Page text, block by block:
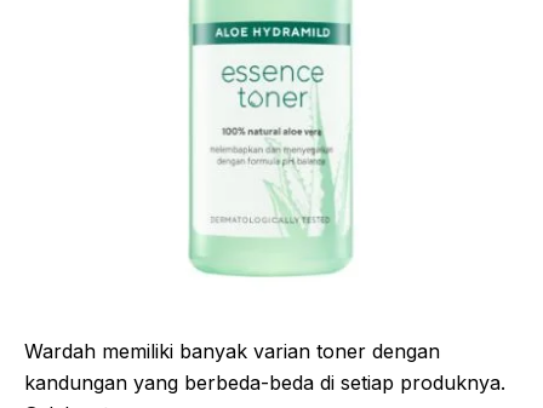
Wardah memiliki banyak varian toner dengan
kandungan yang berbeda-beda di setiap produknya.